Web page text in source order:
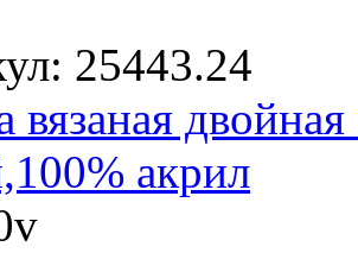
25443.24
вязаная
акрил
v